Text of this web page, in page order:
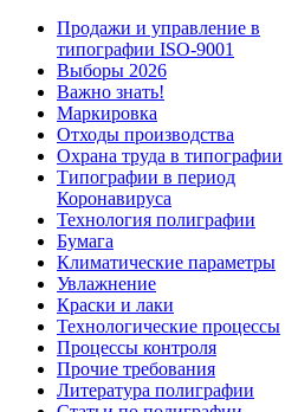
Продажи и управление в
типографии ISO-9001
Выборы 2026
Важно знать!
Маркировка
Отходы производства
Охрана труда в типографии
Типографии в период
Коронавируса
Технология полиграфии
Бумага
Климатические параметры
Увлажнение
Краски и лаки
Технологические процессы
Процессы контроля
Прочие требования
Литература полиграфии